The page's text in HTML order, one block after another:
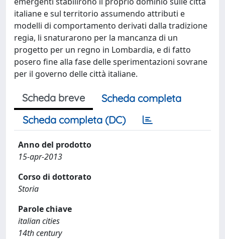
italiane e sul territorio assumendo attributi e
modelli di comportamento derivati dalla tradizione
regia, li snaturarono per la mancanza di un
progetto per un regno in Lombardia, e di fatto
posero fine alla fase delle sperimentazioni sovrane
per il governo delle città italiane.
Scheda breve
Scheda completa
Scheda completa (DC)
Anno del prodotto
15-apr-2013
Corso di dottorato
Storia
Parole chiave
italian cities
14th century